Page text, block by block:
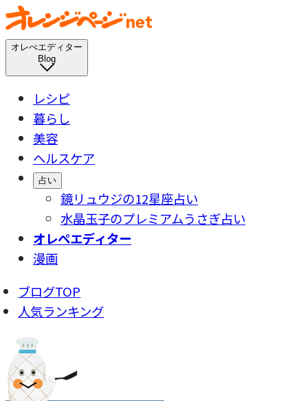
オレぺエディター
Blog
レシピ
暮らし
美容
ヘルスケア
占い
鏡リュウジの12星座占い
水晶玉子のプレミアムうさぎ占い
オレペエディター
漫画
ブログTOP
人気ランキング